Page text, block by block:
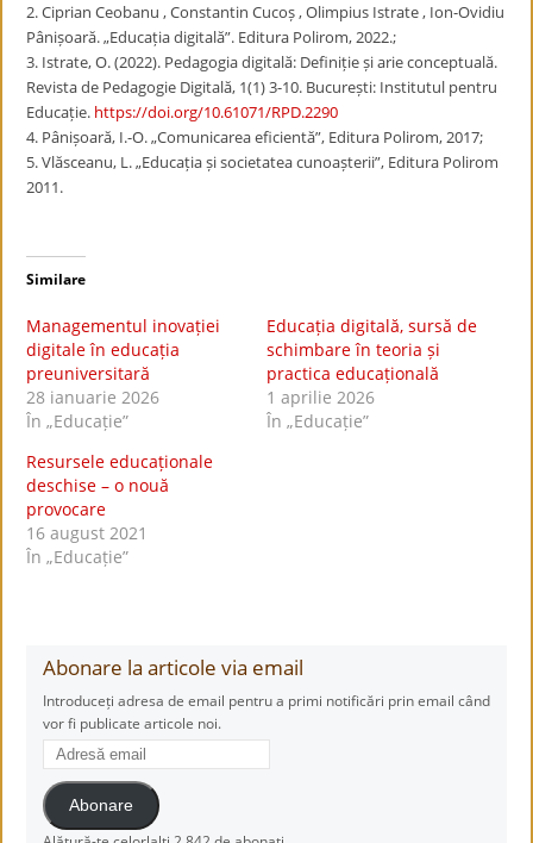
2. Ciprian Ceobanu , Constantin Cucoș , Olimpius Istrate , Ion-Ovidiu
Pânișoară. „Educația digitală”. Editura Polirom, 2022.;
3. Istrate, O. (2022). Pedagogia digitală: Definiție și arie conceptuală.
Revista de Pedagogie Digitală, 1(1) 3-10. București: Institutul pentru
Educație. https://doi.org/10.61071/RPD.2290
4. Pânișoară, I.-O. „Comunicarea eficientă”, Editura Polirom, 2017;
5. Vlăsceanu, L. „Educația și societatea cunoașterii”, Editura Polirom
2011.
Similare
Managementul inovației
digitale în educația
preuniversitară
28 ianuarie 2026
În „Educație”
Educația digitală, sursă de
schimbare în teoria și
practica educațională
1 aprilie 2026
În „Educație”
Resursele educaționale
deschise – o nouă
provocare
16 august 2021
În „Educație”
Abonare la articole via email
Introduceți adresa de email pentru a primi notificări prin email când
vor fi publicate articole noi.
Adresă
email
Abonare